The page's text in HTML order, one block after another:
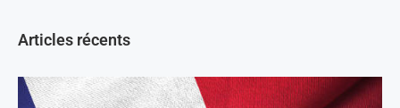
Articles récents